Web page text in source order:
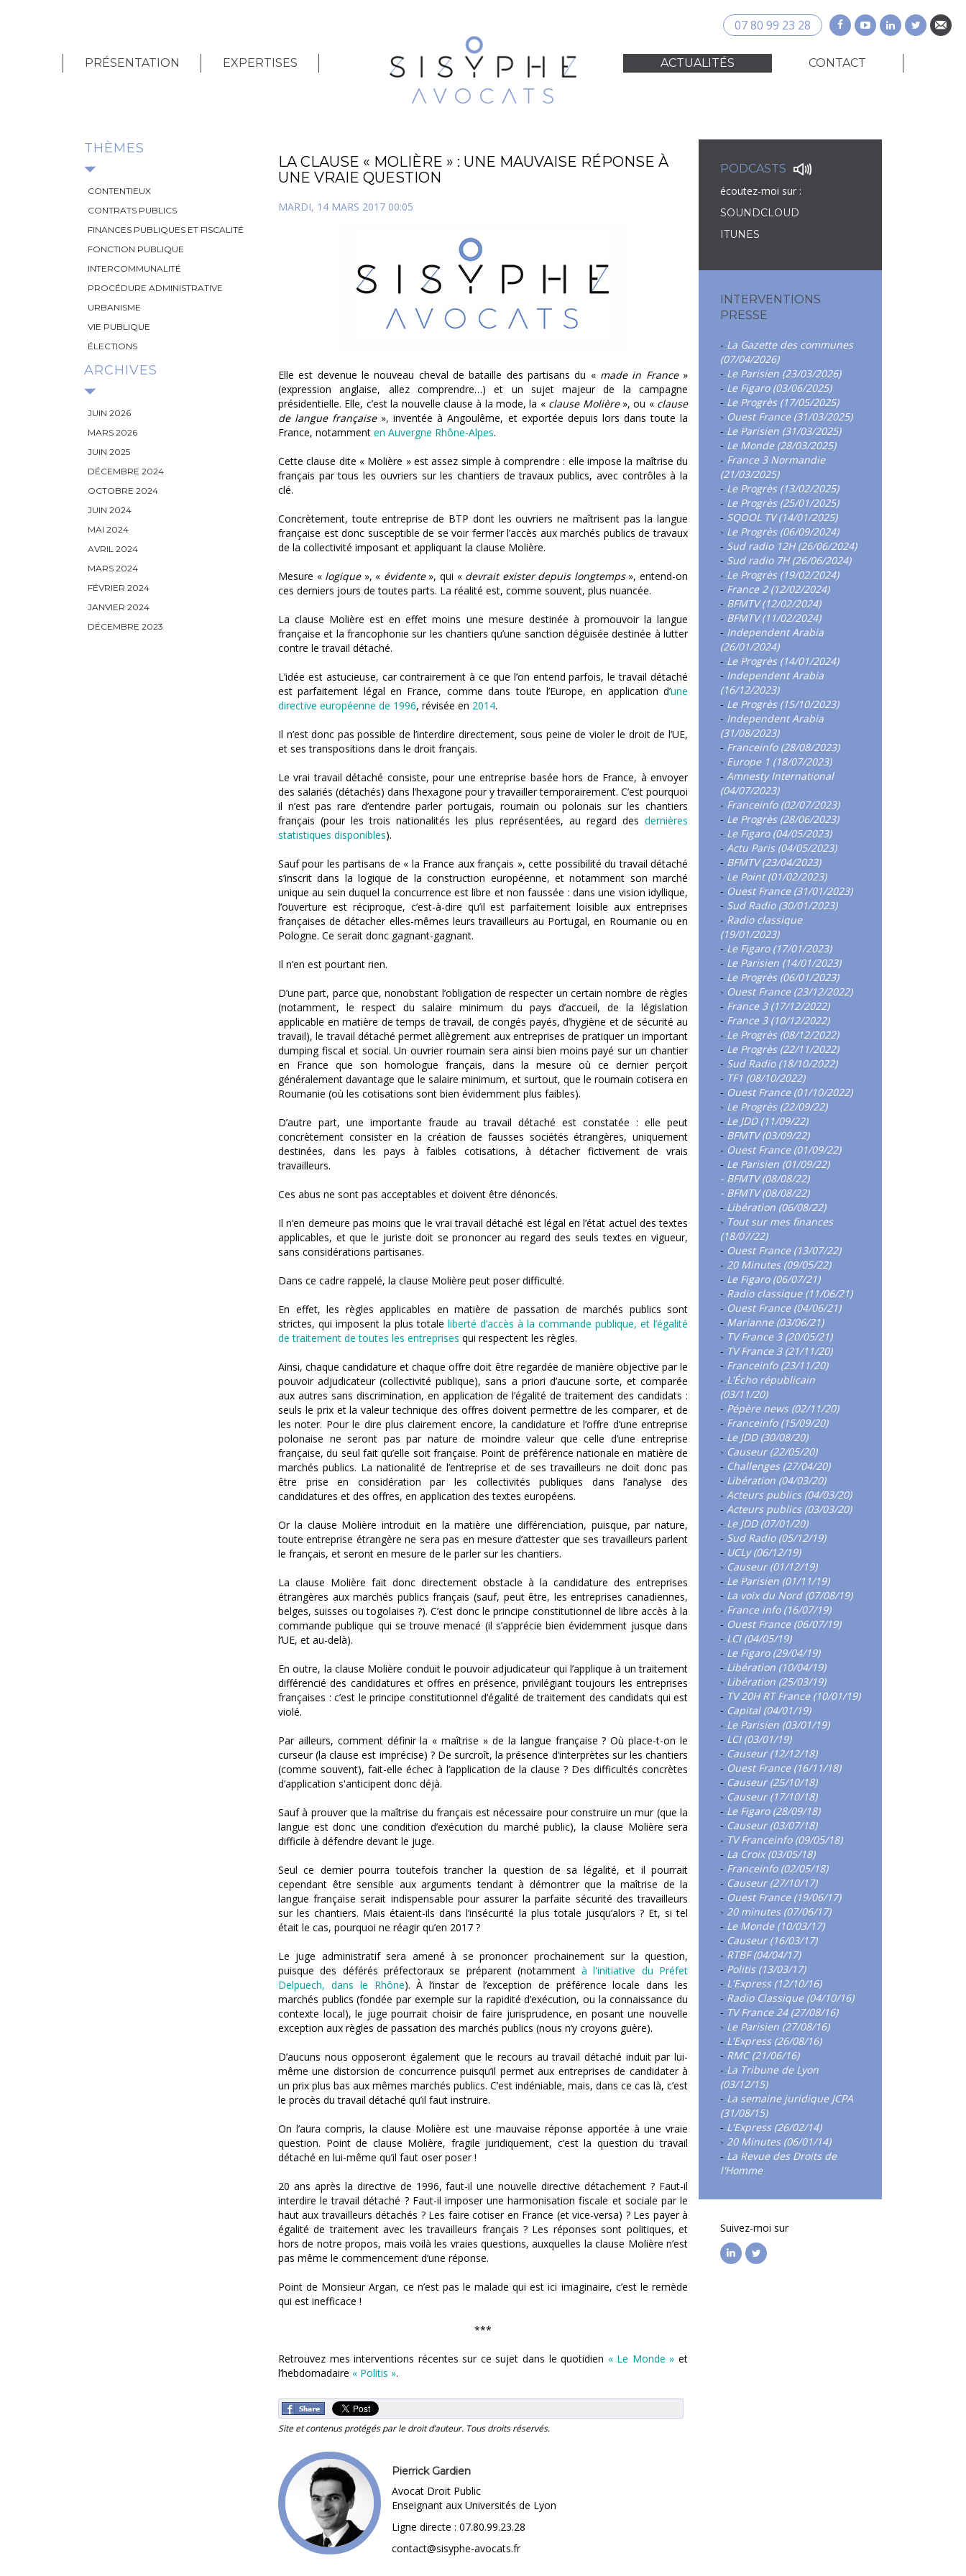
07 80 99 23 28
PRÉSENTATION EXPERTISES ACTUALITÉS CONTACT
THÈMES
CONTENTIEUX
CONTRATS PUBLICS
FINANCES PUBLIQUES ET FISCALITÉ
FONCTION PUBLIQUE
INTERCOMMUNALITÉ
PROCÉDURE ADMINISTRATIVE
URBANISME
VIE PUBLIQUE
ÉLECTIONS
ARCHIVES
JUIN 2026
MARS 2026
JUIN 2025
DÉCEMBRE 2024
OCTOBRE 2024
JUIN 2024
MAI 2024
AVRIL 2024
MARS 2024
FÉVRIER 2024
JANVIER 2024
DÉCEMBRE 2023
LA CLAUSE « MOLIÈRE » : UNE MAUVAISE RÉPONSE À
UNE VRAIE QUESTION
MARDI, 14 MARS 2017 00:05
Elle est devenue le nouveau cheval de bataille des partisans du « made in France»
(expression anglaise, allez comprendre…) et un sujet majeur de la campagne
présidentielle. Elle, c’est la nouvelle clause à la mode, la « clause Molière», ou « clause
de langue française», inventée à Angoulême, et exportée depuis lors dans toute la
France, notamment en Auvergne Rhône-Alpes.
Cette clause dite « Molière » est assez simple à comprendre : elle impose la maîtrise du
français par tous les ouvriers sur les chantiers de travaux publics, avec contrôles à la
clé.
Concrètement, toute entreprise de BTP dont les ouvriers ne maîtrisent pas la langue
française est donc susceptible de se voir fermer l’accès aux marchés publics de travaux
de la collectivité imposant et appliquant la clause Molière.
Mesure « logique», « évidente», qui « devrait exister depuis longtemps», entend-on
ces derniers jours de toutes parts. La réalité est, comme souvent, plus nuancée.
La clause Molière est en effet moins une mesure destinée à promouvoir la langue
française et la francophonie sur les chantiers qu’une sanction déguisée destinée à lutter
contre le travail détaché.
L’idée est astucieuse, car contrairement à ce que l’on entend parfois, le travail détaché
est parfaitement légal en France, comme dans toute l’Europe, en application d’une
directive européenne de 1996, révisée en 2014.
Il n’est donc pas possible de l’interdire directement, sous peine de violer le droit de l’UE,
et ses transpositions dans le droit français.
Le vrai travail détaché consiste, pour une entreprise basée hors de France, à envoyer
des salariés (détachés) dans l’hexagone pour y travailler temporairement. C’est pourquoi
il n’est pas rare d’entendre parler portugais, roumain ou polonais sur les chantiers
français (pour les trois nationalités les plus représentées, au regard des dernières
statistiques disponibles).
Sauf pour les partisans de « la France aux français », cette possibilité du travail détaché
s’inscrit dans la logique de la construction européenne, et notamment son marché
unique au sein duquel la concurrence est libre et non faussée : dans une vision idyllique,
l’ouverture est réciproque, c’est-à-dire qu’il est parfaitement loisible aux entreprises
françaises de détacher elles-mêmes leurs travailleurs au Portugal, en Roumanie ou en
Pologne. Ce serait donc gagnant-gagnant.
Il n’en est pourtant rien.
D’une part, parce que, nonobstant l’obligation de respecter un certain nombre de règles
(notamment, le respect du salaire minimum du pays d’accueil, de la législation
applicable en matière de temps de travail, de congés payés, d’hygiène et de sécurité au
travail), le travail détaché permet allègrement aux entreprises de pratiquer un important
dumping fiscal et social. Un ouvrier roumain sera ainsi bien moins payé sur un chantier
en France que son homologue français, dans la mesure où ce dernier perçoit
généralement davantage que le salaire minimum, et surtout, que le roumain cotisera en
Roumanie (où les cotisations sont bien évidemment plus faibles).
D’autre part, une importante fraude au travail détaché est constatée : elle peut
concrètement consister en la création de fausses sociétés étrangères, uniquement
destinées, dans les pays à faibles cotisations, à détacher fictivement de vrais
travailleurs.
Ces abus ne sont pas acceptables et doivent être dénoncés.
Il n’en demeure pas moins que le vrai travail détaché est légal en l’état actuel des textes
applicables, et que le juriste doit se prononcer au regard des seuls textes en vigueur,
sans considérations partisanes.
Dans ce cadre rappelé, la clause Molière peut poser difficulté.
En effet, les règles applicables en matière de passation de marchés publics sont
strictes, qui imposent la plus totale liberté d’accès à la commande publique, et l’égalité
de traitement de toutes les entreprises qui respectent les règles.
Ainsi, chaque candidature et chaque offre doit être regardée de manière objective par le
pouvoir adjudicateur (collectivité publique), sans a priori d’aucune sorte, et comparée
aux autres sans discrimination, en application de l’égalité de traitement des candidats :
seuls le prix et la valeur technique des offres doivent permettre de les comparer, et de
les noter. Pour le dire plus clairement encore, la candidature et l’offre d’une entreprise
polonaise ne seront pas par nature de moindre valeur que celle d’une entreprise
française, du seul fait qu’elle soit française. Point de préférence nationale en matière de
marchés publics. La nationalité de l’entreprise et de ses travailleurs ne doit donc pas
être prise en considération par les collectivités publiques dans l’analyse des
candidatures et des offres, en application des textes européens.
Or la clause Molière introduit en la matière une différenciation, puisque, par nature,
toute entreprise étrangère ne sera pas en mesure d’attester que ses travailleurs parlent
le français, et seront en mesure de le parler sur les chantiers.
La clause Molière fait donc directement obstacle à la candidature des entreprises
étrangères aux marchés publics français (sauf, peut être, les entreprises canadiennes,
belges, suisses ou togolaises ?). C’est donc le principe constitutionnel de libre accès à la
commande publique qui se trouve menacé (il s’apprécie bien évidemment jusque dans
l’UE, et au-delà).
En outre, la clause Molière conduit le pouvoir adjudicateur qui l’applique à un traitement
différencié des candidatures et offres en présence, privilégiant toujours les entreprises
françaises : c’est le principe constitutionnel d’égalité de traitement des candidats qui est
violé.
Par ailleurs, comment définir la « maîtrise » de la langue française ? Où place-t-on le
curseur (la clause est imprécise) ? De surcroît, la présence d’interprètes sur les chantiers
(comme souvent), fait-elle échec à l’application de la clause ? Des difficultés concrètes
d’application s'anticipent donc déjà.
Sauf à prouver que la maîtrise du français est nécessaire pour construire un mur (que la
langue est donc une condition d’exécution du marché public), la clause Molière sera
difficile à défendre devant le juge.
Seul ce dernier pourra toutefois trancher la question de sa légalité, et il pourrait
cependant être sensible aux arguments tendant à démontrer que la maîtrise de la
langue française serait indispensable pour assurer la parfaite sécurité des travailleurs
sur les chantiers. Mais étaient-ils dans l’insécurité la plus totale jusqu’alors ? Et, si tel
était le cas, pourquoi ne réagir qu’en 2017 ?
Le juge administratif sera amené à se prononcer prochainement sur la question,
puisque des déférés préfectoraux se préparent (notammentà l'initiative du Préfet
Delpuech, dans le Rhône). À l’instar de l’exception de préférence locale dans les
marchés publics (fondée par exemple sur la rapidité d’exécution, ou la connaissance du
contexte local), le juge pourrait choisir de faire jurisprudence, en posant une nouvelle
exception aux règles de passation des marchés publics (nous n’y croyons guère).
D’aucuns nous opposeront également que le recours au travail détaché induit par lui-
même une distorsion de concurrence puisqu’il permet aux entreprises de candidater à
un prix plus bas aux mêmes marchés publics. C’est indéniable, mais, dans ce cas là, c’est
le procès du travail détaché qu’il faut instruire.
On l’aura compris, la clause Molière est une mauvaise réponse apportée à une vraie
question. Point de clause Molière, fragile juridiquement, c’est la question du travail
détaché en lui-même qu’il faut oser poser !
20 ans après la directive de 1996, faut-il une nouvelle directive détachement ? Faut-il
interdire le travail détaché ? Faut-il imposer une harmonisation fiscale et sociale par le
haut aux travailleurs détachés ? Les faire cotiser en France (et vice-versa) ? Les payer à
égalité de traitement avec les travailleurs français ? Les réponses sont politiques, et
hors de notre propos, mais voilà les vraies questions, auxquelles la clause Molière n’est
pas même le commencement d’une réponse.
Point de Monsieur Argan, ce n’est pas le malade qui est ici imaginaire, c’est le remède
qui est inefficace !
***
Retrouvez mes interventions récentes sur ce sujet dans le quotidien « Le Monde » et
l’hebdomadaire « Politis ».
Site et contenus protégés par le droit d’auteur. Tous droits réservés.
Pierrick Gardien
Avocat Droit Public
Enseignant aux Universités de Lyon
Ligne directe : 07.80.99.23.28
contact@sisyphe-avocats.fr
PODCASTS
écoutez-moi sur :
SOUNDCLOUD
ITUNES
INTERVENTIONS
PRESSE
- La Gazette des communes
(07/04/2026)
- Le Parisien (23/03/2026)
- Le Figaro (03/06/2025)
- Le Progrès (17/05/2025)
- Ouest France (31/03/2025)
- Le Parisien (31/03/2025)
- Le Monde (28/03/2025)
- France 3 Normandie
(21/03/2025)
- Le Progrès (13/02/2025)
- Le Progrès (25/01/2025)
- SQOOL TV (14/01/2025)
- Le Progrès (06/09/2024)
- Sud radio 12H (26/06/2024)
- Sud radio 7H (26/06/2024)
- Le Progrès (19/02/2024)
- France 2 (12/02/2024)
- BFMTV (12/02/2024)
- BFMTV (11/02/2024)
- Independent Arabia
(26/01/2024)
- Le Progrès (14/01/2024)
- Independent Arabia
(16/12/2023)
- Le Progrès (15/10/2023)
- Independent Arabia
(31/08/2023)
- Franceinfo (28/08/2023)
- Europe 1 (18/07/2023)
- Amnesty International
(04/07/2023)
- Franceinfo (02/07/2023)
- Le Progrès (28/06/2023)
- Le Figaro (04/05/2023)
- Actu Paris (04/05/2023)
- BFMTV (23/04/2023)
- Le Point (01/02/2023)
- Ouest France (31/01/2023)
- Sud Radio (30/01/2023)
- Radio classique
(19/01/2023)
- Le Figaro (17/01/2023)
- Le Parisien (14/01/2023)
- Le Progrès (06/01/2023)
- Ouest France (23/12/2022)
- France 3 (17/12/2022)
- France 3 (10/12/2022)
- Le Progrès (08/12/2022)
- Le Progrès (22/11/2022)
- Sud Radio (18/10/2022)
- TF1 (08/10/2022)
- Ouest France (01/10/2022)
- Le Progrès (22/09/22)
- Le JDD (11/09/22)
- BFMTV (03/09/22)
- Ouest France (01/09/22)
- Le Parisien (01/09/22)
- BFMTV (08/08/22)
- BFMTV (08/08/22)
- Libération (06/08/22)
- Tout sur mes finances
(18/07/22)
- Ouest France (13/07/22)
- 20 Minutes (09/05/22)
- Le Figaro (06/07/21)
- Radio classique (11/06/21)
- Ouest France (04/06/21)
- Marianne (03/06/21)
- TV France 3 (20/05/21)
- TV France 3 (21/11/20)
- Franceinfo (23/11/20)
- L'Écho républicain
(03/11/20)
- Pépère news (02/11/20)
- Franceinfo (15/09/20)
- Le JDD (30/08/20)
- Causeur (22/05/20)
- Challenges (27/04/20)
- Libération (04/03/20)
- Acteurs publics (04/03/20)
- Acteurs publics (03/03/20)
- Le JDD (07/01/20)
- Sud Radio (05/12/19)
- UCLy (06/12/19)
- Causeur (01/12/19)
- Le Parisien (01/11/19)
- La voix du Nord (07/08/19)
- France info (16/07/19)
- Ouest France (06/07/19)
- LCI (04/05/19)
- Le Figaro (29/04/19)
- Libération (10/04/19)
- Libération (25/03/19)
- TV 20H RT France (10/01/19)
- Capital (04/01/19)
- Le Parisien (03/01/19)
- LCI (03/01/19)
- Causeur (12/12/18)
- Ouest France (16/11/18)
- Causeur (25/10/18)
- Causeur (17/10/18)
- Le Figaro (28/09/18)
- Causeur (03/07/18)
- TV Franceinfo (09/05/18)
- La Croix (03/05/18)
- Franceinfo (02/05/18)
- Causeur (27/10/17)
- Ouest France (19/06/17)
- 20 minutes (07/06/17)
- Le Monde (10/03/17)
- Causeur (16/03/17)
- RTBF (04/04/17)
- Politis (13/03/17)
- L'Express (12/10/16)
- Radio Classique (04/10/16)
- TV France 24 (27/08/16)
- Le Parisien (27/08/16)
- L'Express (26/08/16)
- RMC (21/06/16)
- La Tribune de Lyon
(03/12/15)
- La semaine juridique JCPA
(31/08/15)
- L'Express (26/02/14)
- 20 Minutes (06/01/14)
- La Revue des Droits de
l'Homme
Suivez-moi sur